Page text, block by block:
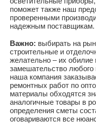
поможет также наш
проверенными
надежным поставщикам.
Важно: выбирать на
строительные и
желательно – их обилие
замешательство любого
наша компания
ремонтных работ по
материалы обходятся
аналогичные товары в
определения сметы
оговариваются все